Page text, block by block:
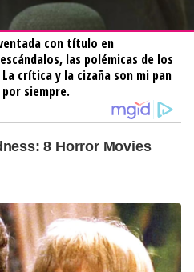
con título en
las polémicas de los
crítica y la cizaña son mi pan
por siempre.